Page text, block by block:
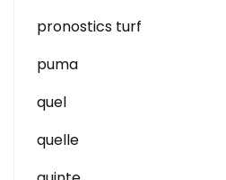
pronostics turf
puma
quel
quelle